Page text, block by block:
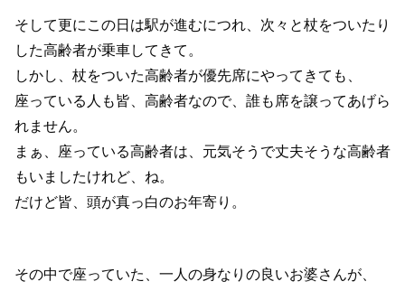
そして更にこの日は駅が進むにつれ、次々と杖をついたり
した高齢者が乗車してきて。
しかし、杖をついた高齢者が優先席にやってきても、
座っている人も皆、高齢者なので、誰も席を譲ってあげら
れません。
まぁ、座っている高齢者は、元気そうで丈夫そうな高齢者
もいましたけれど、ね。
だけど皆、頭が真っ白のお年寄り。
その中で座っていた、一人の身なりの良いお婆さんが、